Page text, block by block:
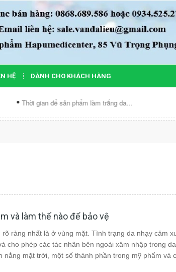
HỆ DÀNH CHO KHÁCH HÀNG
để sản phẩm làm trắng da... Chẩn bệnh cho da
và làm thế nào để bảo vệ
ràng nhất là ở vùng mặt. Tình trạng da nhạy cảm
cho phép các tác nhân bên ngoài xâm nhập trong
mặt trời, một số thành phần trong mỹ phẩm và